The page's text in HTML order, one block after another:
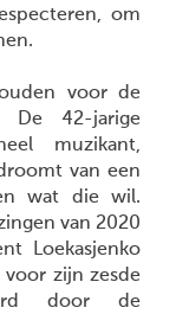
om
voor de
De 42-jarige
muzikant,
van een
wat die wil.
van 2020
Loekasjenko
voor zijn zesde
door de